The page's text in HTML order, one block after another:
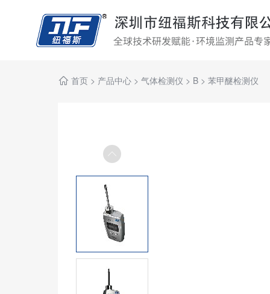
首页 > 产品中心 > 气体检测仪 > B > 苯甲醚检测仪